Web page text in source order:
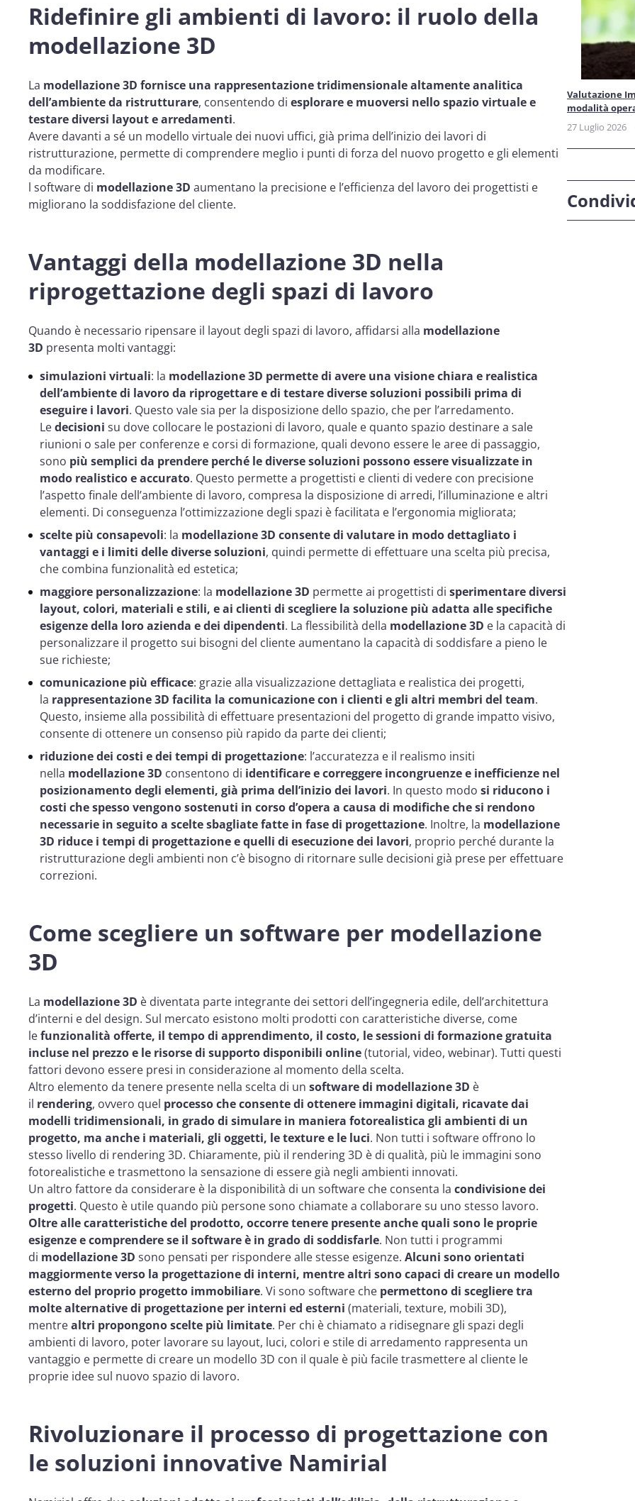
Ridefinire gli ambienti di lavoro: il ruolo della
modellazione 3D
La modellazione 3D fornisce una rappresentazione tridimensionale altamente analitica
dell’ambiente da ristrutturare, consentendo di esplorare e muoversi nello spazio virtuale e
testare diversi layout e arredamenti.
Avere davanti a sé un modello virtuale dei nuovi uffici, già prima dell’inizio dei lavori di
ristrutturazione, permette di comprendere meglio i punti di forza del nuovo progetto e gli elementi
da modificare.
l software di modellazione 3D aumentano la precisione e l’efficienza del lavoro dei progettisti e
migliorano la soddisfazione del cliente.
Vantaggi della modellazione 3D nella
riprogettazione degli spazi di lavoro
Quando è necessario ripensare il layout degli spazi di lavoro, affidarsi alla modellazione
3D presenta molti vantaggi:
simulazioni virtuali: la modellazione 3D permette di avere una visione chiara e realistica
dell’ambiente di lavoro da riprogettare e di testare diverse soluzioni possibili prima di
eseguire i lavori. Questo vale sia per la disposizione dello spazio, che per l’arredamento.
Ledecisioni su dove collocare le postazioni di lavoro, quale e quanto spazio destinare a sale
riunioni o sale per conferenze e corsi di formazione, quali devono essere le aree di passaggio,
sono più semplici da prendere perché le diverse soluzioni possono essere visualizzate in
modo realistico e accurato. Questo permette a progettisti e clienti di vedere con precisione
l’aspetto finale dell’ambiente di lavoro, compresa la disposizione di arredi, l’illuminazione e altri
elementi. Di conseguenza l’ottimizzazione degli spazi è facilitata e l’ergonomia migliorata;
scelte più consapevoli: la modellazione 3D consente di valutare in modo dettagliato i
vantaggi e i limiti delle diverse soluzioni, quindi permette di effettuare una scelta più precisa,
che combina funzionalità ed estetica;
maggiore personalizzazione: la modellazione 3D permette ai progettisti di sperimentare diversi
layout, colori, materiali e stili, e ai clienti di scegliere la soluzione più adatta alle specifiche
esigenze della loro azienda e dei dipendenti. La flessibilità della modellazione 3D e la capacità di
personalizzare il progetto sui bisogni del cliente aumentano la capacità di soddisfare a pieno le
sue richieste;
comunicazione più efficace: grazie alla visualizzazione dettagliata e realistica dei progetti,
la rappresentazione 3D facilita la comunicazione con i clienti e gli altri membri del team.
Questo, insieme alla possibilità di effettuare presentazioni del progetto di grande impatto visivo,
consente di ottenere un consenso più rapido da parte dei clienti;
riduzione dei costi e dei tempi di progettazione: l’accuratezza e il realismo insiti
nella modellazione 3D consentono di identificare e correggere incongruenze e inefficienze nel
posizionamento degli elementi, già prima dell’inizio dei lavori. In questo modo si riducono i
costi che spesso vengono sostenuti in corso d’opera a causa di modifiche che si rendono
necessarie in seguito a scelte sbagliate fatte in fase di progettazione. Inoltre, la modellazione
3D riduce i tempi di progettazione e quelli di esecuzione dei lavori, proprio perché durante la
ristrutturazione degli ambienti non c’è bisogno di ritornare sulle decisioni già prese per effettuare
correzioni.
Come scegliere un software per modellazione
3D
La modellazione 3D è diventata parte integrante dei settori dell’ingegneria edile, dell’architettura
d’interni e del design. Sul mercato esistono molti prodotti con caratteristiche diverse, come
lefunzionalità offerte, il tempo di apprendimento, il costo, le sessioni di formazione gratuita
incluse nel prezzo e le risorse di supporto disponibili online(tutorial, video, webinar). Tutti questi
fattori devono essere presi in considerazione al momento della scelta.
Altro elemento da tenere presente nella scelta di un software di modellazione 3D è
il rendering, ovvero quel processo che consente di ottenere immagini digitali, ricavate dai
modelli tridimensionali, in grado di simulare in maniera fotorealistica gli ambienti di un
progetto, ma anche i materiali, gli oggetti, le texture e le luci. Non tutti i software offrono lo
stesso livello di rendering 3D. Chiaramente, più il rendering 3D è di qualità, più le immagini sono
fotorealistiche e trasmettono la sensazione di essere già negli ambienti innovati.
Un altro fattore da considerare è la disponibilità di un software che consenta la condivisione dei
progetti. Questo è utile quando più persone sono chiamate a collaborare su uno stesso lavoro.
Oltre alle caratteristiche del prodotto, occorre tenere presente anche quali sono le proprie
esigenze e comprendere se il software è in grado di soddisfarle. Non tutti i programmi
di modellazione 3D sono pensati per rispondere alle stesse esigenze. Alcuni sono orientati
maggiormente verso la progettazione di interni, mentre altri sono capaci di creare un modello
esterno del proprio progetto immobiliare. Vi sono software che permettono di scegliere tra
molte alternative di progettazione per interni ed esterni (materiali, texture, mobili 3D),
mentrealtri propongono scelte più limitate. Per chi è chiamato a ridisegnare gli spazi degli
ambienti di lavoro, poter lavorare su layout, luci, colori e stile di arredamento rappresenta un
vantaggio e permette di creare un modello 3D con il quale è più facile trasmettere al cliente le
proprie idee sul nuovo spazio di lavoro.
Rivoluzionare il processo di progettazione con
le soluzioni innovative Namirial
Valutazione
modalità
27 Luglio 2026